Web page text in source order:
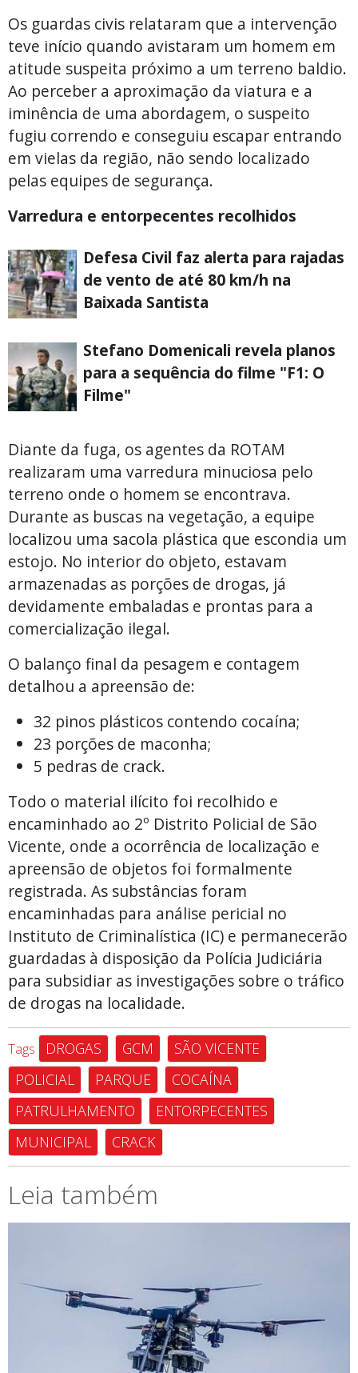
Os guardas civis relataram que a intervenção
teve início quando avistaram um homem em
atitude suspeita próximo a um terreno baldio.
Ao perceber a aproximação da viatura e a
iminência de uma abordagem, o suspeito
fugiu correndo e conseguiu escapar entrando
em vielas da região, não sendo localizado
pelas equipes de segurança.
Varredura e entorpecentes recolhidos
Defesa Civil faz alerta para rajadas
de vento de até 80 km/h na
Baixada Santista
Stefano Domenicali revela planos
para a sequência do filme "F1: O
Filme"
Diante da fuga, os agentes da ROTAM
realizaram uma varredura minuciosa pelo
terreno onde o homem se encontrava.
Durante as buscas na vegetação, a equipe
localizou uma sacola plástica que escondia um
estojo. No interior do objeto, estavam
armazenadas as porções de drogas, já
devidamente embaladas e prontas para a
comercialização ilegal.
O balanço final da pesagem e contagem
detalhou a apreensão de:
32 pinos plásticos contendo cocaína;
23 porções de maconha;
5 pedras de crack.
Todo o material ilícito foi recolhido e
encaminhado ao 2º Distrito Policial de São
Vicente, onde a ocorrência de localização e
apreensão de objetos foi formalmente
registrada. As substâncias foram
encaminhadas para análise pericial no
Instituto de Criminalística (IC) e permanecerão
guardadas à disposição da Polícia Judiciária
para subsidiar as investigações sobre o tráfico
de drogas na localidade.
Tags DROGAS GCM
SÃO VICENTE
POLICIAL
PARQUE
COCAÍNA
PATRULHAMENTO
ENTORPECENTES
MUNICIPAL
CRACK
Leia também